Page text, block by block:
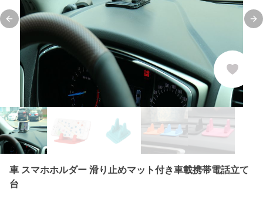
Previous slide
車 スマホホルダー 滑り止めマット付き車載携帯電話立て
台